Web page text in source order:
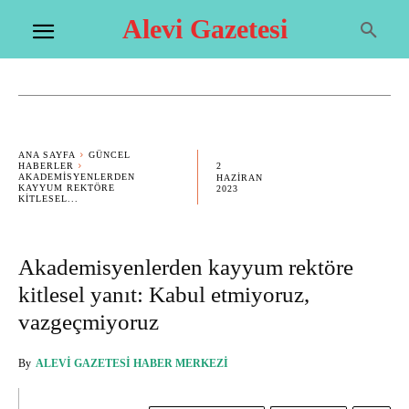
Alevi Gazetesi
ANA SAYFA
GÜNCEL
HABERLER
AKADEMISYENLERDEN
KAYYUM REKTÖRE
KITLESEL...
2
HAZIRAN
2023
Akademisyenlerden kayyum rektöre
kitlesel yanıt: Kabul etmiyoruz,
vazgeçmiyoruz
By ALEVI GAZETESI HABER MERKEZI